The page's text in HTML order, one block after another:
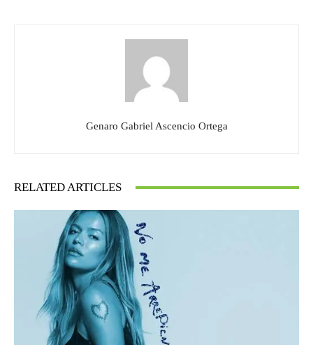
Genaro Gabriel Ascencio Ortega
RELATED ARTICLES